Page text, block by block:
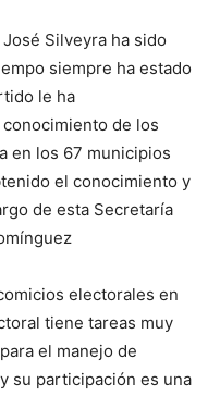
Silveyra ha sido
siempre ha estado
le ha
de los
en los 67 municipios
el conocimiento y
de esta Secretaría
electorales en
tiene tareas muy
el manejo de
su participación es una